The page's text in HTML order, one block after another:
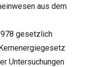
aus dem
gesetzlich
Untersuchungen